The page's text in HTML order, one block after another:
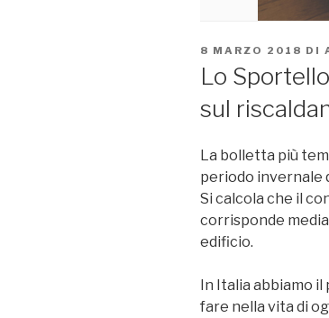
PUBBLICATO
8 MARZO 2018 DI
Lo
sul
La bolletta più
periodo invernale
Si calcola che il
corrisponde
edificio.
In Italia abbiamo
fare nella vita di